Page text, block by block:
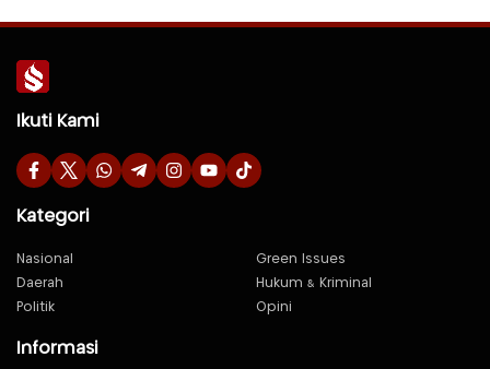
Ikuti Kami
Kategori
Nasional
Green Issues
Daerah
Hukum & Kriminal
Politik
Opini
Informasi